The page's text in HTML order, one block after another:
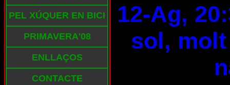
PEL XÚQUER EN BICI
PRIMAVERA'08
ENLLAÇOS
CONTACTE
12-Ag,
sol,